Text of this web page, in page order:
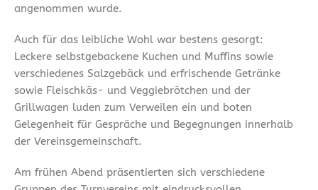
angenommen wurde.
Auch für das leibliche Wohl war bestens gesorgt:
Leckere selbstgebackene Kuchen und Muffins sowie
verschiedenes Salzgebäck und erfrischende Getränke
sowie Fleischkäs- und Veggiebrötchen und der
Grillwagen luden zum Verweilen ein und boten
Gelegenheit für Gespräche und Begegnungen innerhalb
der Vereinsgemeinschaft.
Am frühen Abend präsentierten sich verschiedene